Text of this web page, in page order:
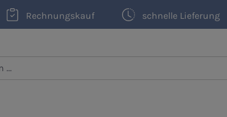
Rechnungskauf schnelle Lieferung